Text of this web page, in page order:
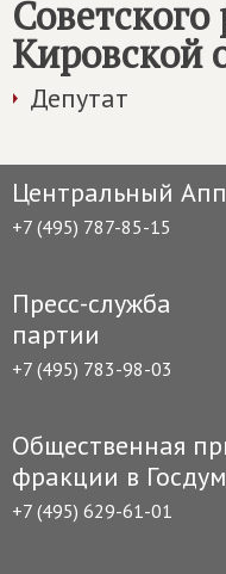
Кировской
Депутат
Центральный
+7 (495) 787-85-15
Пресс-служба
партии
+7 (495) 783-98-03
Общественная
фракции в
+7 (495) 629-61-01